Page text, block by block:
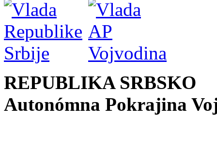
REPUBLIKA SRBSKO
Autonómna Pokrajina